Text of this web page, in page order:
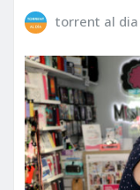
torrent al dia